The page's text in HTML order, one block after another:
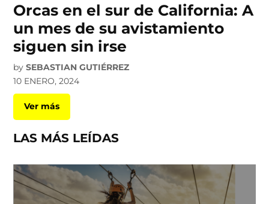
Orcas en el sur de California: A
un mes de su avistamiento
siguen sin irse
by SEBASTIAN GUTIÉRREZ
10 ENERO, 2024
Ver más
LAS MÁS LEÍDAS